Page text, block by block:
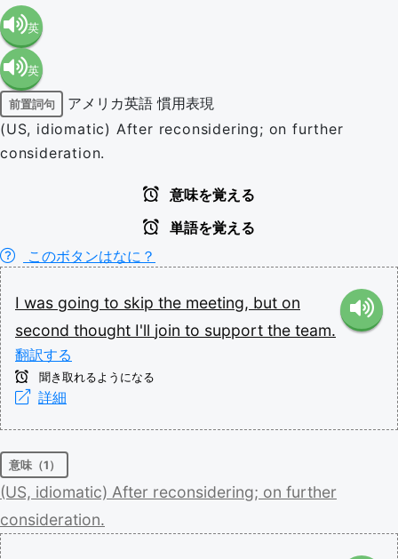
英
語（米
国）
英
語（イ
ギリ
(en-GB)
前置詞句 アメリカ英語 慣用表現
(US, idiomatic) After reconsidering; on further
consideration.
意味を覚える
単語を覚える
このボタンはなに？
I was going to skip the meeting, but on
second thought I'll join to support the team.
翻訳する
聞き取れるようになる
詳細
意味（1）
(US, idiomatic) After reconsidering; on further
consideration.